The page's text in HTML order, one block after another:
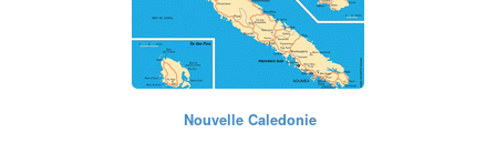
Nouvelle Caledonie